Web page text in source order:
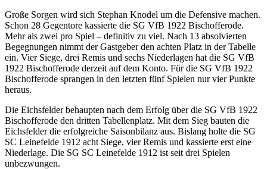
Große Sorgen wird sich Stephan Knodel um die Defensive machen.
Schon 28 Gegentore kassierte die SG VfB 1922 Bischofferode.
Mehr als zwei pro Spiel – definitiv zu viel. Nach 13 absolvierten
Begegnungen nimmt der Gastgeber den achten Platz in der Tabelle
ein. Vier Siege, drei Remis und sechs Niederlagen hat die SG VfB
1922 Bischofferode derzeit auf dem Konto. Für die SG VfB 1922
Bischofferode sprangen in den letzten fünf Spielen nur vier Punkte
heraus.
Die Eichsfelder behaupten nach dem Erfolg über die SG VfB 1922
Bischofferode den dritten Tabellenplatz. Mit dem Sieg bauten die
Eichsfelder die erfolgreiche Saisonbilanz aus. Bislang holte die SG
SC Leinefelde 1912 acht Siege, vier Remis und kassierte erst eine
Niederlage. Die SG SC Leinefelde 1912 ist seit drei Spielen
unbezwungen.